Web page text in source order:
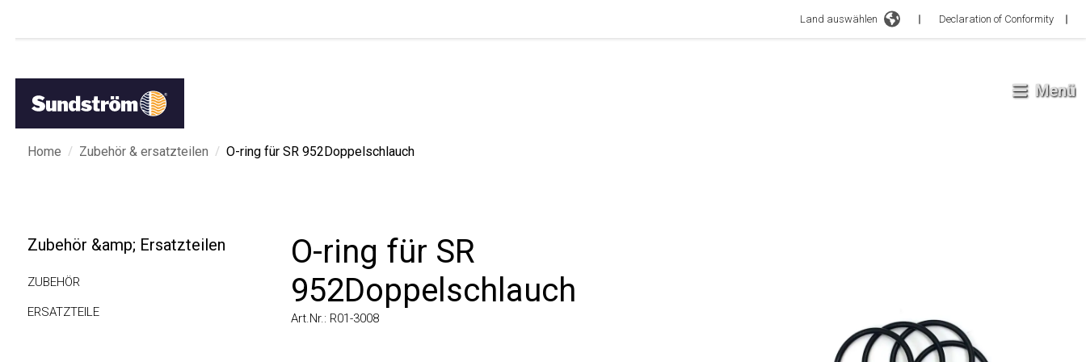
Land auswählen Declaration of Conformity
Menü
Home / Zubehör & ersatzteilen / O-ring für SR 952Doppelschlauch
Zubehör &amp; Ersatzteilen
ZUBEHÖR
ERSATZTEILE
O-ring für SR
952Doppelschlauch
Art.Nr.: R01-3008